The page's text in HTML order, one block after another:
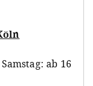
ab 16